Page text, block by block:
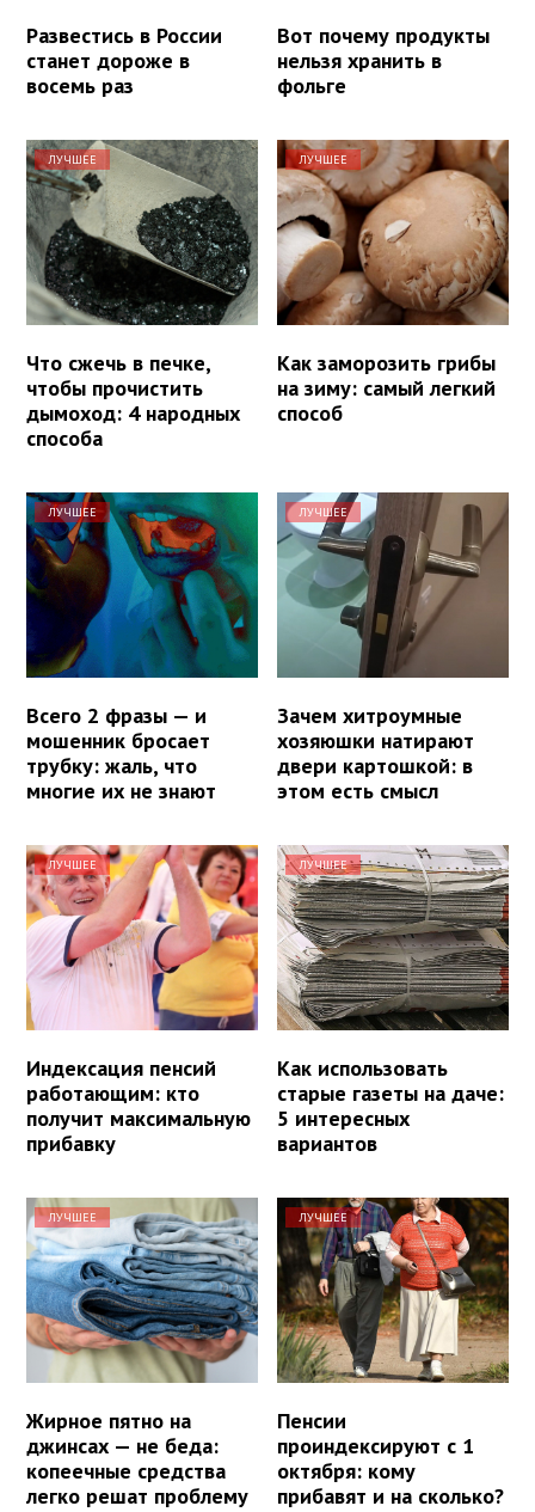
Развестись в России
станет дороже в
восемь раз
Вот почему продукты
нельзя хранить в
фольге
ЛУЧШЕЕ
Что сжечь в печке,
чтобы прочистить
дымоход: 4 народных
способа
ЛУЧШЕЕ
Как заморозить грибы
на зиму: самый легкий
способ
ЛУЧШЕЕ
Всего 2 фразы — и
мошенник бросает
трубку: жаль, что
многие их не знают
ЛУЧШЕЕ
Зачем хитроумные
хозяюшки натирают
двери картошкой: в
этом есть смысл
ЛУЧШЕЕ
Индексация пенсий
работающим: кто
получит максимальную
прибавку
ЛУЧШЕЕ
Как использовать
старые газеты на даче:
5 интересных
вариантов
ЛУЧШЕЕ
Жирное пятно на
джинсах — не беда:
копеечные средства
легко решат проблему
ЛУЧШЕЕ
Пенсии
проиндексируют с 1
октября: кому
прибавят и на сколько?